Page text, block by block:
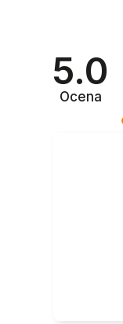
5.0
Ocena